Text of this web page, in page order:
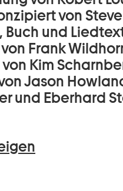
von
Buch und
Frank
Kim
Jason
und Eberhard